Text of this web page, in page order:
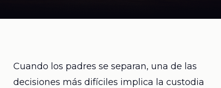
Cuando los padres se separan, una de las
decisiones más difíciles implica la custodia